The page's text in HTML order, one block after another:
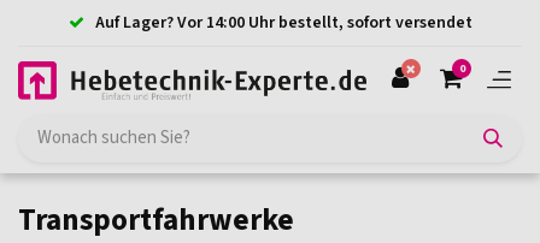
Auf Lager? Vor 14:00 Uhr bestellt, sofort versendet
0
Transportfahrwerke